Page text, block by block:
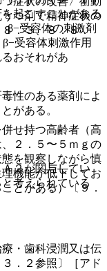
起こすことがある
β−受容体の刺激剤
受容体刺激作用
おそれがあ
せ持つ高齢者（高
２．５〜５ｍｇの
を観察しながら慎
機能が低下してお
とがある）〔９．
つ剤で精神症状の
．３、８．８．
性のある薬剤によ
がある。
２が関与してい
考えられている
・歯科浸潤又は伝
．２参照〕［アド